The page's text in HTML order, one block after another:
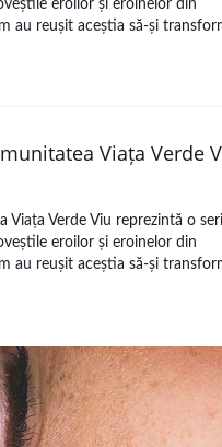
eroilor și eroinelor din
au reușit aceștia să-și
Viața Verde
Viața Verde Viu reprezintă o
eroilor și eroinelor din
au reușit aceștia să-și